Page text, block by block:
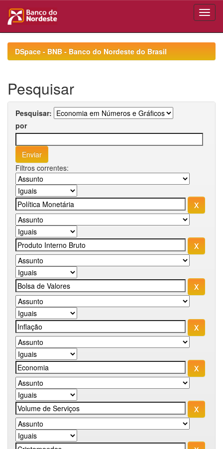
navigationDSpace - BNB - Banco do Nordeste do Brasil
Pesquisar
Pesquisar:
por
Filtros correntes: